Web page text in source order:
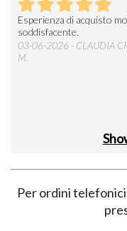
Esperienza di acquisto
soddisfacente.
03-06-2026 - CLAUDIA
M.
Per ordini